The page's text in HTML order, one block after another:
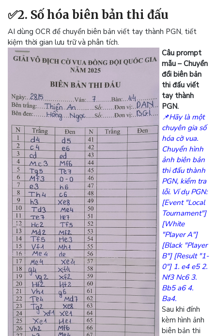
✅2. Số hóa biên bản thi đấu
AI dùng OCR để chuyển biên bản viết tay thành PGN, tiết
kiệm thời gian lưu trữ và phân tích.
Câu prompt
mẫu – Chuyển
đổi biên bản
thi đấu viết
tay thành
PGN.
📌Hãy là một
chuyên gia số
hóa cờ vua.
Chuyển hình
ảnh biên bản
thi đấu thành
PGN, kiểm tra
lỗi. Ví dụ PGN:
[Event "Local
Tournament"]
[White
"Player A"]
[Black "Player
B"] [Result "1-
0"] 1. e4 e5 2.
Nf3 Nc6 3.
Bb5 a6 4.
Ba4.
Sau khi đính
kèm hình ảnh
biên bản thi